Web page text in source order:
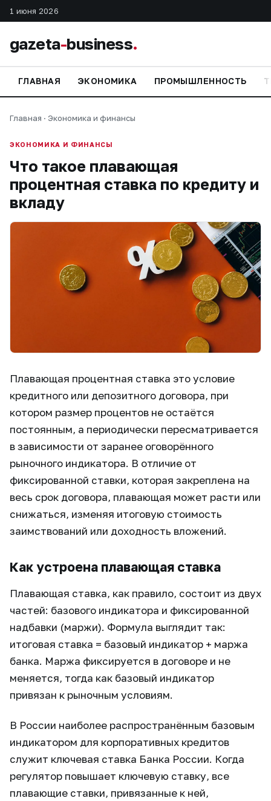
1 июня 2026
gazeta-business.
ГЛАВНАЯ ЭКОНОМИКА ПРОМЫШЛЕННОСТЬ
Главная · Экономика и финансы
ЭКОНОМИКА И ФИНАНСЫ
Что такое плавающая
процентная ставка по кредиту и
вкладу
Плавающая процентная ставка это условие
кредитного или депозитного договора, при
котором размер процентов не остаётся
постоянным, а периодически пересматривается
в зависимости от заранее оговорённого
рыночного индикатора. В отличие от
фиксированной ставки, которая закреплена на
весь срок договора, плавающая может расти или
снижаться, изменяя итоговую стоимость
заимствований или доходность вложений.
Как устроена плавающая ставка
Плавающая ставка, как правило, состоит из двух
частей: базового индикатора и фиксированной
надбавки (маржи). Формула выглядит так:
итоговая ставка = базовый индикатор + маржа
банка. Маржа фиксируется в договоре и не
меняется, тогда как базовый индикатор
привязан к рыночным условиям.
В России наиболее распространённым базовым
индикатором для корпоративных кредитов
служит ключевая ставка Банка России. Когда
регулятор повышает ключевую ставку, все
плавающие ставки, привязанные к ней,